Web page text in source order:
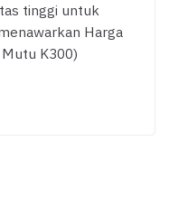
tinggi untuk
Harga
K300)